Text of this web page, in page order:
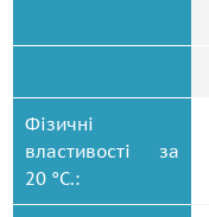
Фізичні
властивості за
20 °C.: